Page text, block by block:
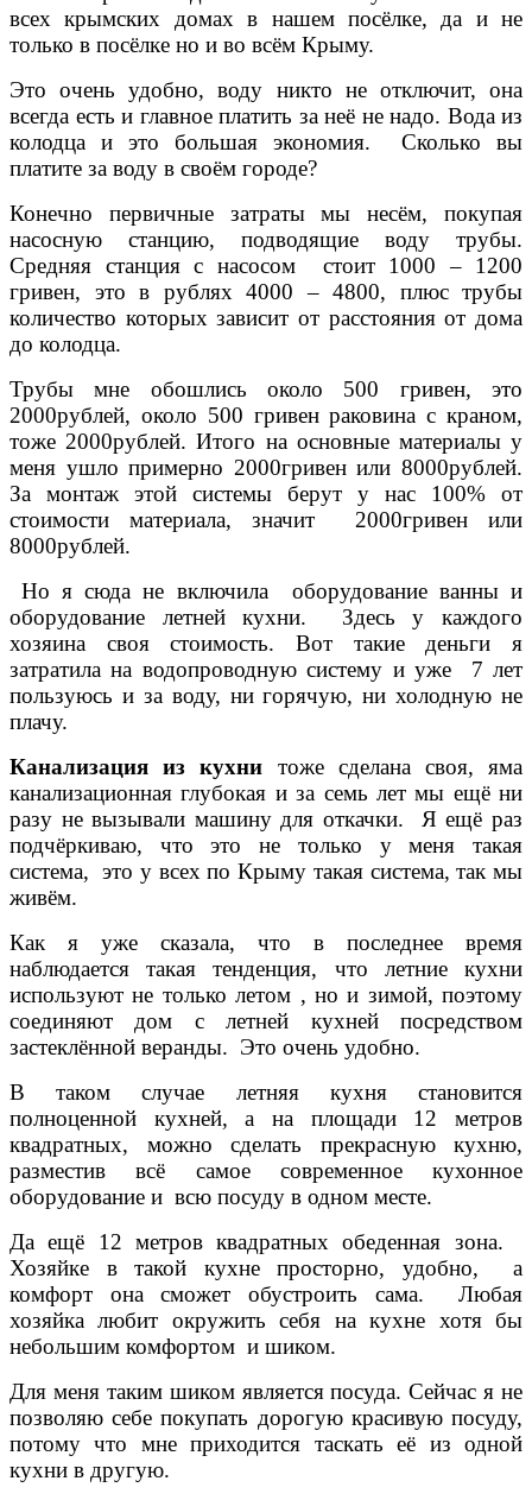
всех крымских домах в нашем посёлке, да и не
только в посёлке но и во всём Крыму.
Это очень удобно, воду никто не отключит, она
всегда есть и главное платить за неё не надо. Вода из
колодца и это большая экономия. Сколько вы
платите за воду в своём городе?
Конечно первичные затраты мы несём, покупая
насосную станцию, подводящие воду трубы.
Средняя станция с насосом стоит 1000 – 1200
гривен, это в рублях 4000 – 4800, плюс трубы
количество которых зависит от расстояния от дома
до колодца.
Трубы мне обошлись около 500 гривен, это
2000рублей, около 500 гривен раковина с краном,
тоже 2000рублей. Итого на основные материалы у
меня ушло примерно 2000гривен или 8000рублей.
За монтаж этой системы берут у нас 100% от
стоимости материала, значит 2000гривен или
8000рублей.
Но я сюда не включила оборудование ванны и
оборудование летней кухни. Здесь у каждого
хозяина своя стоимость. Вот такие деньги я
затратила на водопроводную систему и уже 7 лет
пользуюсь и за воду, ни горячую, ни холодную не
плачу.
Канализация из кухни тоже сделана своя, яма
канализационная глубокая и за семь лет мы ещё ни
разу не вызывали машину для откачки. Я ещё раз
подчёркиваю, что это не только у меня такая
система, это у всех по Крыму такая система, так мы
живём.
Как я уже сказала, что в последнее время
наблюдается такая тенденция, что летние кухни
используют не только летом , но и зимой, поэтому
соединяют дом с летней кухней посредством
застеклённой веранды. Это очень удобно.
В таком случае летняя кухня становится
полноценной кухней, а на площади 12 метров
квадратных, можно сделать прекрасную кухню,
разместив всё самое современное кухонное
оборудование и всю посуду в одном месте.
Да ещё 12 метров квадратных обеденная зона.
Хозяйке в такой кухне просторно, удобно, а
комфорт она сможет обустроить сама. Любая
хозяйка любит окружить себя на кухне хотя бы
небольшим комфортом и шиком.
Для меня таким шиком является посуда. Сейчас я не
позволяю себе покупать дорогую красивую посуду,
потому что мне приходится таскать её из одной
кухни в другую.